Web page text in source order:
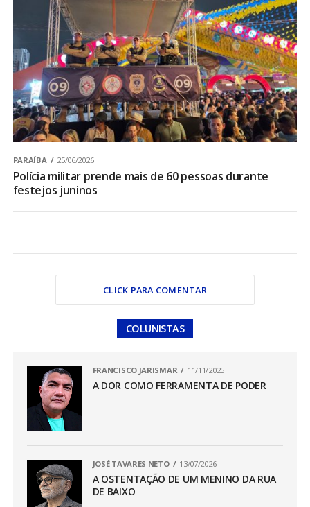
PARAÍBA 25/06/2026
Polícia militar prende mais de 60 pessoas durante
festejos juninos
CLICK PARA COMENTAR
COLUNISTAS
FRANCISCO JARISMAR 11/11/2025
A DOR COMO FERRAMENTA DE PODER
JOSÉ TAVARES NETO 13/07/2026
A OSTENTAÇÃO DE UM MENINO DA RUA
DE BAIXO